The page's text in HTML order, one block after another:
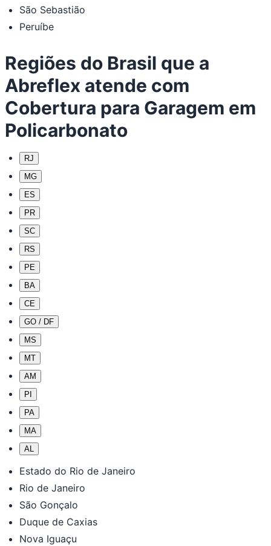
São Sebastião
Peruíbe
Regiões do Brasil que a
Abreflex atende com
Cobertura para Garagem em
Policarbonato
RJ
MG
ES
PR
SC
RS
PE
BA
CE
GO / DF
MS
MT
AM
PI
PA
MA
AL
Estado do Rio de Janeiro
Rio de Janeiro
São Gonçalo
Duque de Caxias
Nova Iguaçu